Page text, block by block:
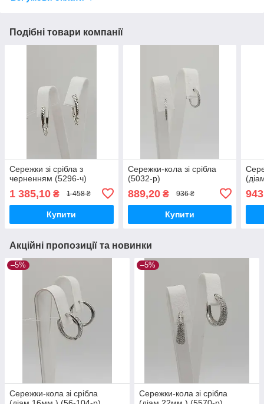
Подібні товари компанії
Сережки зі срібла з
черненням (5296-ч)
1 385,10 ₴ 1 458 ₴
Купити
Сережки-кола зі срібла
(5032-р)
889,20₴ 936 ₴
Купити
Акційні пропозиції та новинки
–5%
Сережки-кола зі срібла
–5%
Сережки-кола зі срібла